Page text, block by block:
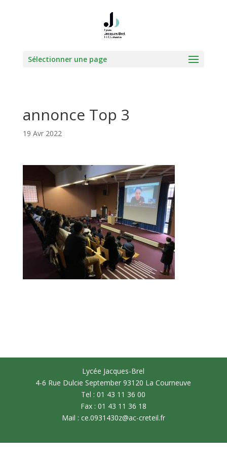
Sélectionner une page
annonce Top 3
19 Avr 2022
Lycée Jacques-Brel
4-6 Rue Dulcie September 93120 La Courneuve
Tel : 01 43 11 36 00
Fax : 01 43 11 36 18
Mail : ce.0931430z@ac-creteil.fr